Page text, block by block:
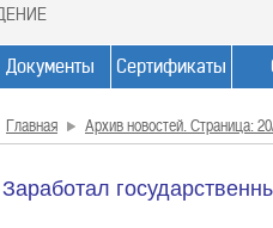
Документы Сертификаты
Главная Архив новостей. Страница:
Заработал